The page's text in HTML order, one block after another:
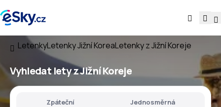
LetenkyLetenky Jižní KoreaLetenky z Jižní Koreje
Vyhledat letyz Jižní Koreje
Zpáteční Jednosměrná